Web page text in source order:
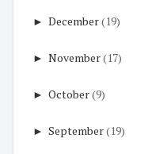
► December(19)
► November(17)
► October(9)
► September(19)